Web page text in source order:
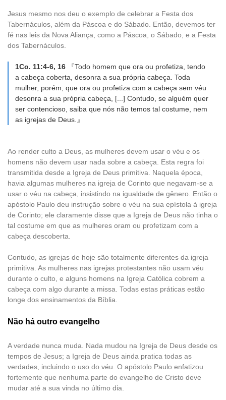
Jesus mesmo nos deu o exemplo de celebrar a Festa dos
Tabernáculos, além da Páscoa e do Sábado. Então, devemos ter
fé nas leis da Nova Aliança, como a Páscoa, o Sábado, e a Festa
dos Tabernáculos.
1Co. 11:4-6, 16 『Todo homem que ora ou profetiza, tendo
a cabeça coberta, desonra a sua própria cabeça. Toda
mulher, porém, que ora ou profetiza com a cabeça sem véu
desonra a sua própria cabeça, [...] Contudo, se alguém quer
ser contencioso, saiba que nós não temos tal costume, nem
as igrejas de Deus.』
Ao render culto a Deus, as mulheres devem usar o véu e os
homens não devem usar nada sobre a cabeça. Esta regra foi
transmitida desde a Igreja de Deus primitiva. Naquela época,
havia algumas mulheres na igreja de Corinto que negavam-se a
usar o véu na cabeça, insistindo na igualdade de gênero. Então o
apóstolo Paulo deu instrução sobre o véu na sua epístola à igreja
de Corinto; ele claramente disse que a Igreja de Deus não tinha o
tal costume em que as mulheres oram ou profetizam com a
cabeça descoberta.
Contudo, as igrejas de hoje são totalmente diferentes da igreja
primitiva. As mulheres nas igrejas protestantes não usam véu
durante o culto, e alguns homens na Igreja Católica cobrem a
cabeça com algo durante a missa. Todas estas práticas estão
longe dos ensinamentos da Bíblia.
Não há outro evangelho
A verdade nunca muda. Nada mudou na Igreja de Deus desde os
tempos de Jesus; a Igreja de Deus ainda pratica todas as
verdades, incluindo o uso do véu. O apóstolo Paulo enfatizou
fortemente que nenhuma parte do evangelho de Cristo deve
mudar até a sua vinda no último dia.